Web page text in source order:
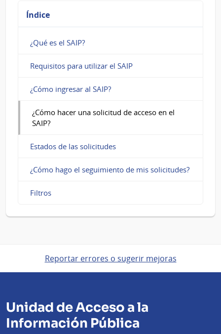
en
el
SAIP?
Índice
¿Qué es el SAIP?
Requisitos para utilizar el SAIP
¿Cómo ingresar al SAIP?
¿Cómo hacer una solicitud de acceso en el
SAIP?
Estados de las solicitudes
¿Cómo hago el seguimiento de mis solicitudes?
Filtros
Reportar errores o sugerir mejoras
Unidad de Acceso a la
Información Pública